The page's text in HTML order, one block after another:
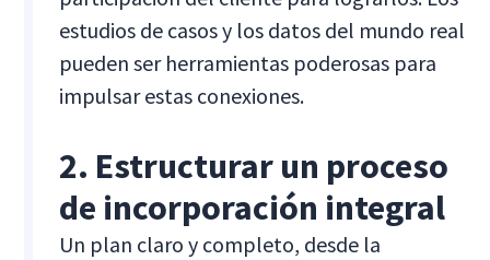
estudios de casos y los datos del mundo real
pueden ser herramientas poderosas para
impulsar estas conexiones.
2. Estructurar un proceso
de incorporación integral
Un plan claro y completo, desde la